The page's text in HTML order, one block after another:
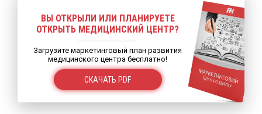
ВЫ ОТКРЫЛИ ИЛИ ПЛАНИРУЕТЕ
ОТКРЫТЬ МЕДИЦИНСКИЙ ЦЕНТР?
Загрузите маркетинговый план развития
медицинского центра бесплатно!
СКАЧАТЬ PDF